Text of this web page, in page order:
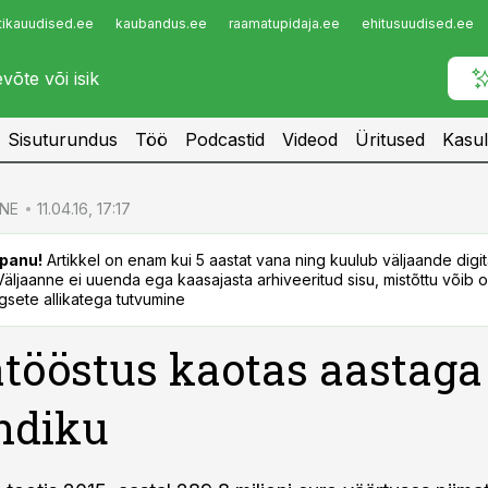
kaubandus.ee raamatupidaja.ee ehitusuudised.ee
Infopank
Sisuturundus Töö Podcastid Videod Üritused
11.04.16, 17:17
Artikkel on enam kui 5 aastat vana ning kuulub väljaande
ei uuenda ega kaasajasta arhiveeritud sisu, mistõttu võib
allikatega tutvumine
kaotas aastaga